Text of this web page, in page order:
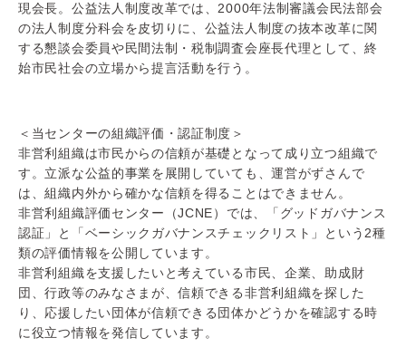
現会長。公益法人制度改革では、2000年法制審議会民法部会
の法人制度分科会を皮切りに、公益法人制度の抜本改革に関
する懇談会委員や民間法制・税制調査会座長代理として、終
始市民社会の立場から提言活動を行う。
＜当センターの組織評価・認証制度＞
非営利組織は市民からの信頼が基礎となって成り立つ組織で
す。立派な公益的事業を展開していても、運営がずさんで
は、組織内外から確かな信頼を得ることはできません。
非営利組織評価センター（JCNE）では、「グッドガバナンス
認証」と「ベーシックガバナンスチェックリスト」という2種
類の評価情報を公開しています。
非営利組織を支援したいと考えている市民、企業、助成財
団、行政等のみなさまが、信頼できる非営利組織を探した
り、応援したい団体が信頼できる団体かどうかを確認する時
に役立つ情報を発信しています。